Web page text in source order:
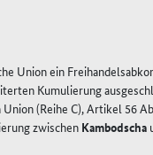
Union ein
Kumulierung
(Reihe C), Artikel 56
zwischen Kambodscha